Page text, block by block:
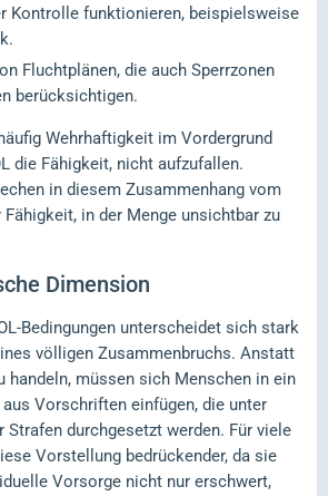
Kontrolle funktionieren, beispielsweise
Fluchtplänen, die auch Sperrzonen
berücksichtigen.
Wehrhaftigkeit im Vordergrund
die Fähigkeit, nicht aufzufallen.
in diesem Zusammenhang vom
Fähigkeit, in der Menge unsichtbar zu
Dimension
Bedingungen unterscheidet sich stark
völligen Zusammenbruchs. Anstatt
handeln, müssen sich Menschen in ein
Vorschriften einfügen, die unter
Strafen durchgesetzt werden. Für viele
Vorstellung bedrückender, da sie
Vorsorge nicht nur erschwert,